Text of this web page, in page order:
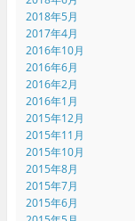
2018年5月
2017年4月
2016年10月
2016年6月
2016年2月
2016年1月
2015年12月
2015年11月
2015年10月
2015年8月
2015年7月
2015年6月